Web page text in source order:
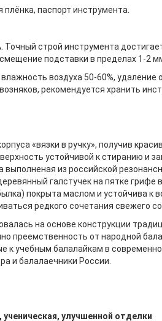
паспорт инструмента.
строй инструмента
подставки в пределах 1-2
воздуха 50-60%,
рекомендуется хранить
«вязки в ручку», получив
устойчивой к стиранию и
выполненая из российской
галстучек на пятке
покрыта маслом и устойчива
редкого сочетания свежего
на основе конструкции
преемственность от народной
учебным балалайкам в
и балалаечники России.
улучшенной отделки